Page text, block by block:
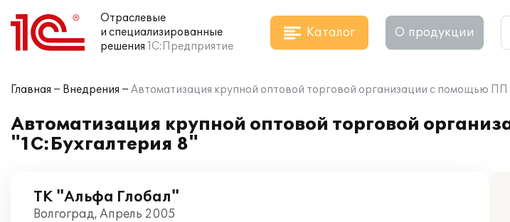
Отраслевые
и специализированные
решения 1С:Предприятие
Каталог О продукции
Главная Внедрения Автоматизация крупной оптовой торговой организации с помощью ПП
Автоматизация крупной оптовой торговой
"1С:Бухгалтерия 8"
ТК "Альфа Глобал"
Волгоград, Апрель 2005